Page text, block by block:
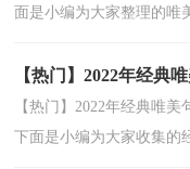
面是小编为大家整理的唯
【热门】2022年经典
【热门】2022年经典唯
下面是小编为大家收集的